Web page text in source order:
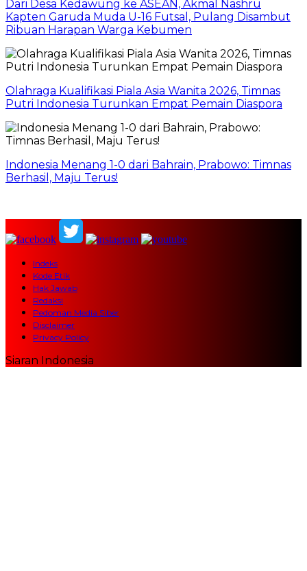
Dari Desa Kedawung ke ASEAN, Akmal Nashru
Kapten Garuda Muda U-16 Futsal, Pulang Disambut
Ribuan Harapan Warga Kebumen
Olahraga Kualifikasi Piala Asia Wanita 2026, Timnas
Putri Indonesia Turunkan Empat Pemain Diaspora
Indonesia Menang 1-0 dari Bahrain, Prabowo: Timnas
Berhasil, Maju Terus!
Indeks
Kode Etik
Hak Jawab
Redaksi
Pedoman Media Siber
Disclaimer
Privacy Policy
Siaran Indonesia